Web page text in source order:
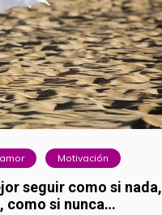
Motivación
seguir como si nada,
como si nunca…